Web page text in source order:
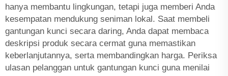
hanya membantu lingkungan, tetapi juga memberi Anda
kesempatan mendukung seniman lokal. Saat membeli
gantungan kunci secara daring, Anda dapat membaca
deskripsi produk secara cermat guna memastikan
keberlanjutannya, serta membandingkan harga. Periksa
ulasan pelanggan untuk gantungan kunci guna menilai